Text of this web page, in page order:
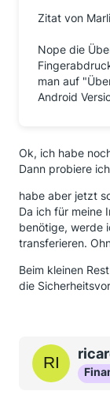
Zitat von
Nope die
man auf
Android
Ok, ich habe
Dann probiere
habe aber jetzt
Da ich für meine
benötige, werde
transferieren.
Beim kleinen
die